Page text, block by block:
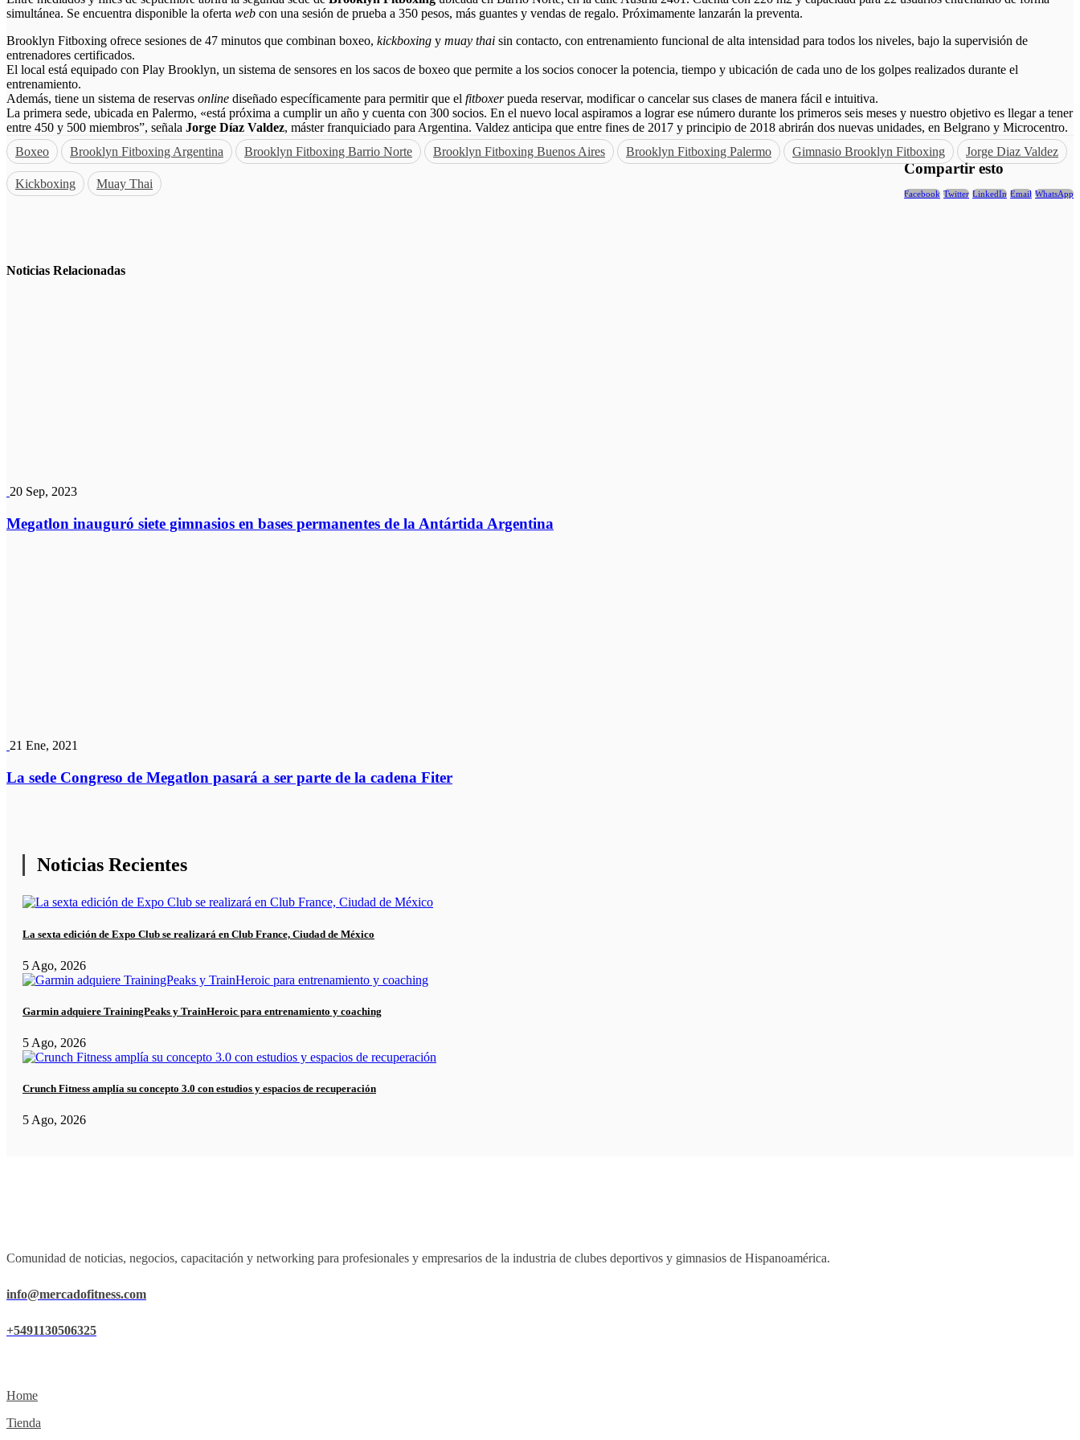
simultánea. Se encuentra disponible la oferta web con una sesión de prueba a 350 pesos, más guantes y vendas de regalo. Próximamente lanzarán la preventa.
Brooklyn Fitboxing ofrece sesiones de 47 minutos que combinan boxeo, kickboxing y muay thai sin contacto, con entrenamiento funcional de alta intensidad para todos los niveles, bajo la supervisión de
entrenadores certificados.
El local está equipado con Play Brooklyn, un sistema de sensores en los sacos de boxeo que permite a los socios conocer la potencia, tiempo y ubicación de cada uno de los golpes realizados durante el
entrenamiento.
Además, tiene un sistema de reservas online diseñado específicamente para permitir que el fitboxerpueda reservar, modificar o cancelar sus clases de manera fácil e intuitiva.
La primera sede, ubicada en Palermo, «está próxima a cumplir un año y cuenta con 300 socios. En el nuevo local aspiramos a lograr ese número durante los primeros seis meses y nuestro objetivo es llegar a tener
entre 450 y 500 miembros”, señala Jorge Díaz Valdez, máster franquiciado para Argentina. Valdez anticipa que entre fines de 2017 y principio de 2018 abrirán dos nuevas unidades, en Belgrano y Microcentro.
Boxeo
Brooklyn Fitboxing Argentina Brooklyn Fitboxing Barrio Norte Brooklyn Fitboxing Buenos Aires Brooklyn Fitboxing Palermo Gimnasio Brooklyn Fitboxing Jorge Diaz Valdez
Kickboxing Muay Thai
Compartir esto
Facebook Twitter LinkedIn Email WhatsApp
Noticias Relacionadas
20 Sep, 2023
Megatlon inauguró siete gimnasios en bases permanentes de la Antártida Argentina
21 Ene, 2021
La sede Congreso de Megatlon pasará a ser parte de la cadena Fiter
Noticias Recientes
La sexta edición de Expo Club se realizará en Club France, Ciudad de México
5 Ago, 2026
Garmin adquiere TrainingPeaks y TrainHeroic para entrenamiento y coaching
5 Ago, 2026
Crunch Fitness amplía su concepto 3.0 con estudios y espacios de recuperación
5 Ago, 2026
Comunidad de noticias, negocios, capacitación y networking para profesionales y empresarios de la industria de clubes deportivos y gimnasios de Hispanoamérica.
info@mercadofitness.com
+5491130506325
Home
Tienda